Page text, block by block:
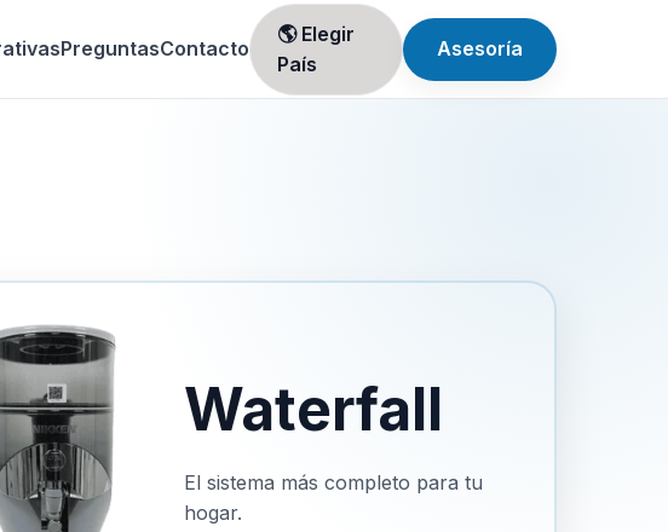
PreguntasContacto
🌎 Elegir
País
Asesoría
Waterfall
El sistema más completo para tu
hogar.